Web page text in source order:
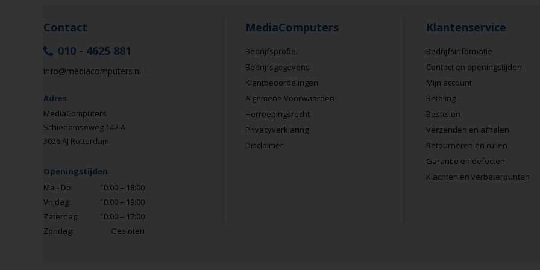
Contact
010 - 4625 881
info@mediacomputers.nl
Adres
MediaComputers
Schiedamseweg 147-A
3026 AJ Rotterdam
Openingstijden
Ma - Do:
10:00 – 18:00
Vrijdag:
10:00 – 19:00
Zaterdag:
10:00 – 17:00
Zondag:
Gesloten
MediaComputers
Bedrijfsprofiel
Bedrijfsgegevens
Klantbeoordelingen
Algemene Voorwaarden
Herroepingsrecht
Privacyverklaring
Disclaimer
Klantenservice
Bedrijfsinformatie
Contact en openingstijden
Mijn account
Betaling
Bestellen
Verzenden en afhalen
Retourneren en ruilen
Garantie en defecten
Klachten en verbeterpunten